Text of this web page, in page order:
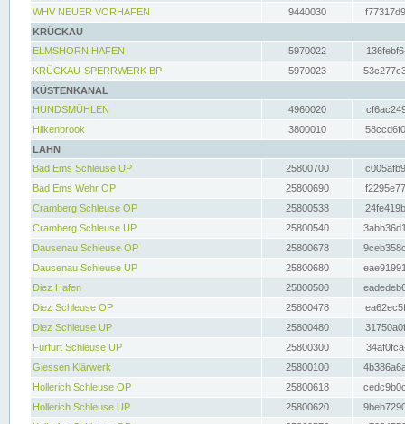
WHV NEUER VORHAFEN
9440030
KRÜCKAU
ELMSHORN HAFEN
5970022
KRÜCKAU-SPERRWERK BP
5970023
KÜSTENKANAL
HUNDSMÜHLEN
4960020
Hilkenbrook
3800010
LAHN
Bad Ems Schleuse UP
25800700
Bad Ems Wehr OP
25800690
Cramberg Schleuse OP
25800538
Cramberg Schleuse UP
25800540
Dausenau Schleuse OP
25800678
Dausenau Schleuse UP
25800680
Diez Hafen
25800500
Diez Schleuse OP
25800478
Diez Schleuse UP
25800480
Fürfurt Schleuse UP
25800300
Giessen Klärwerk
25800100
Hollerich Schleuse OP
25800618
Hollerich Schleuse UP
25800620